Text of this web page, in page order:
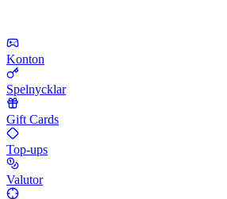
Konton
Spelnycklar
Gift Cards
Top-ups
Valutor